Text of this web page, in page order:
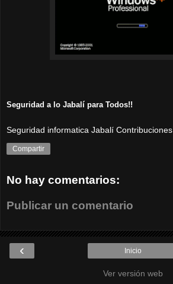
Seguridad a lo Jabalí para Todos!!
Seguridad informatica Jabalí Contribuciones
Compartir
No hay comentarios:
Publicar un comentario
‹ Inicio
Ver versión web